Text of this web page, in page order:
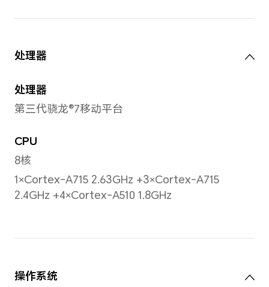
备注：不同使用场景下可能略有不同
屏幕分辨率
3000 x 1872
PPI
292PPI